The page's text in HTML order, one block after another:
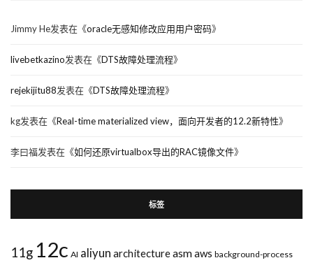
Jimmy He发表在《oracle无感知修改应用用户密码》
livebetkazino发表在《DTS故障处理流程》
rejekijitu88发表在《DTS故障处理流程》
kg发表在《Real-time materialized view，面向开发者的12.2新特性》
李曰福发表在《如何还原virtualbox导出的RAC镜像文件》
标签
11g 12c AI aliyun architectureasmaws background-process